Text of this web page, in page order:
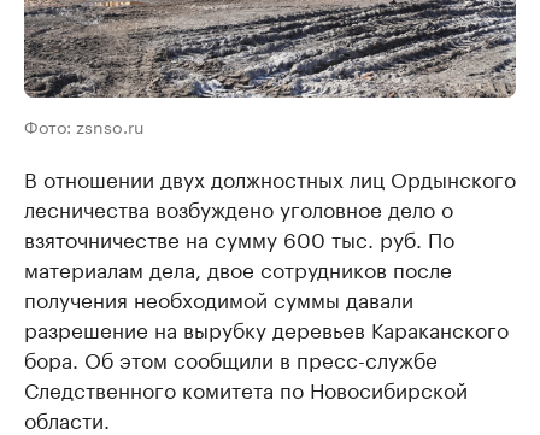
Фото: zsnso.ru
В отношении двух должностных лиц Ордынского
лесничества возбуждено уголовное дело о
взяточничестве на сумму 600 тыс. руб. По
материалам дела, двое сотрудников после
получения необходимой суммы давали
разрешение на вырубку деревьев Караканского
бора. Об этом сообщили в пресс-службе
Следственного комитета по Новосибирской
области.